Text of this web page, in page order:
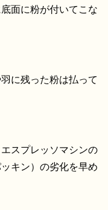
面に粉が付いてこな
に残った粉は払って
スプレッソマシンの
キン）の劣化を早め